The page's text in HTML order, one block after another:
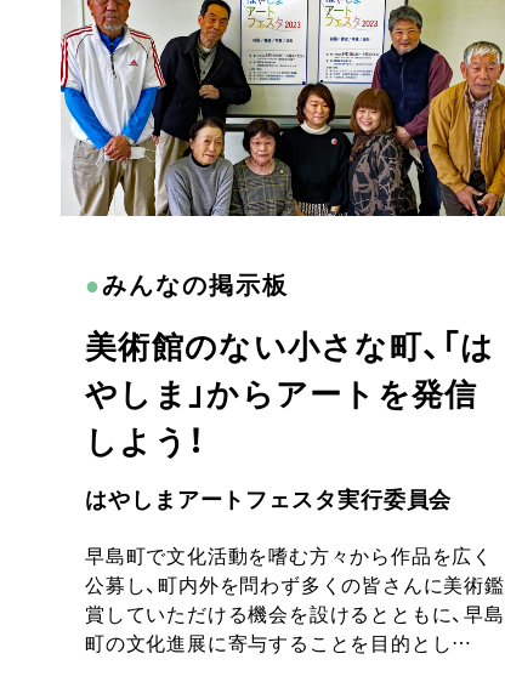
●みんなの掲示板
美術館のない小さな町、「は
やしま」からアートを発信
しよう！
はやしまアートフェスタ実行委員会
早島町で文化活動を嗜む方々から作品を広く
公募し、町内外を問わず多くの皆さんに美術鑑
賞していただける機会を設けるとともに、早島
町の文化進展に寄与することを目的とし…